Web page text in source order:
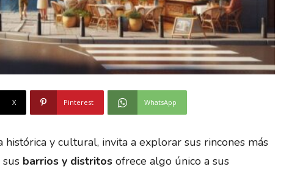
X Pinterest WhatsApp
y cultural, invita a explorar sus rincones más
barrios y distritosofrece algo único a sus